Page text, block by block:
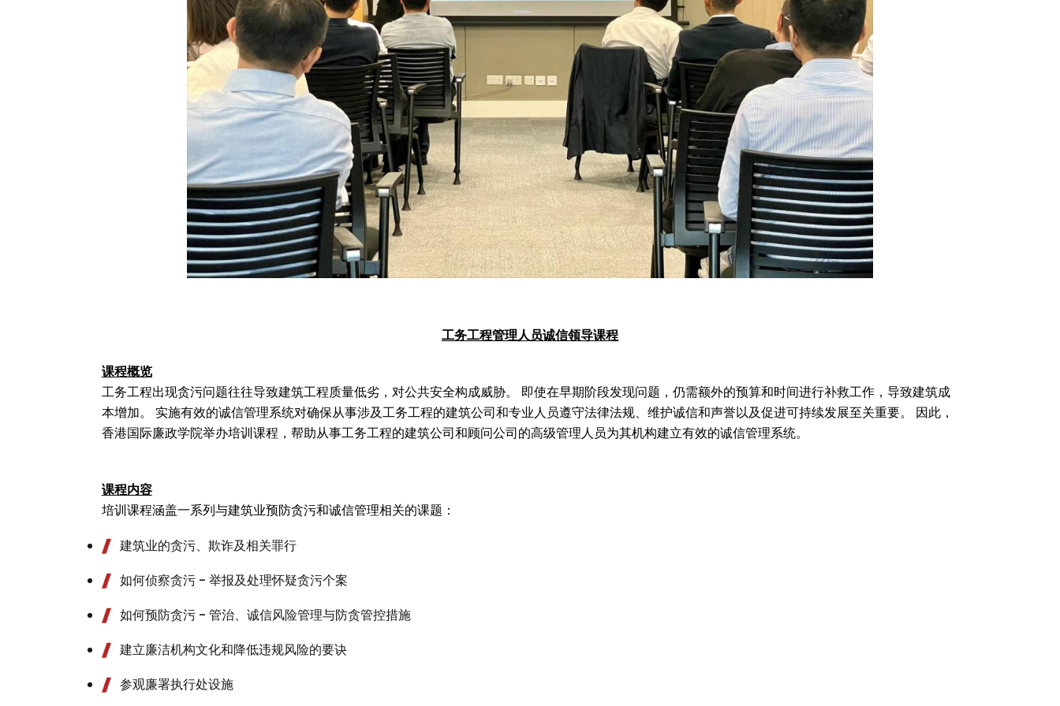
工务工程管理人员诚信领导课程
课程概览
工务工程出现贪污问题往往导致建筑工程质量低劣，对公共安全构成威胁。 即使在早期阶段发现问题，仍需额外的预算和时间进行补救工作，导致建筑成
本增加。 实施有效的诚信管理系统对确保从事涉及工务工程的建筑公司和专业人员遵守法律法规、维护诚信和声誉以及促进可持续发展至关重要。 因此，
香港国际廉政学院举办培训课程，帮助从事工务工程的建筑公司和顾问公司的高级管理人员为其机构建立有效的诚信管理系统。
课程内容
培训课程涵盖一系列与建筑业预防贪污和诚信管理相关的课题：
建筑业的贪污、欺诈及相关罪行
如何侦察贪污 - 举报及处理怀疑贪污个案
如何预防贪污 - 管治、诚信风险管理与防贪管控措施
建立廉洁机构文化和降低违规风险的要诀
参观廉署执行处设施